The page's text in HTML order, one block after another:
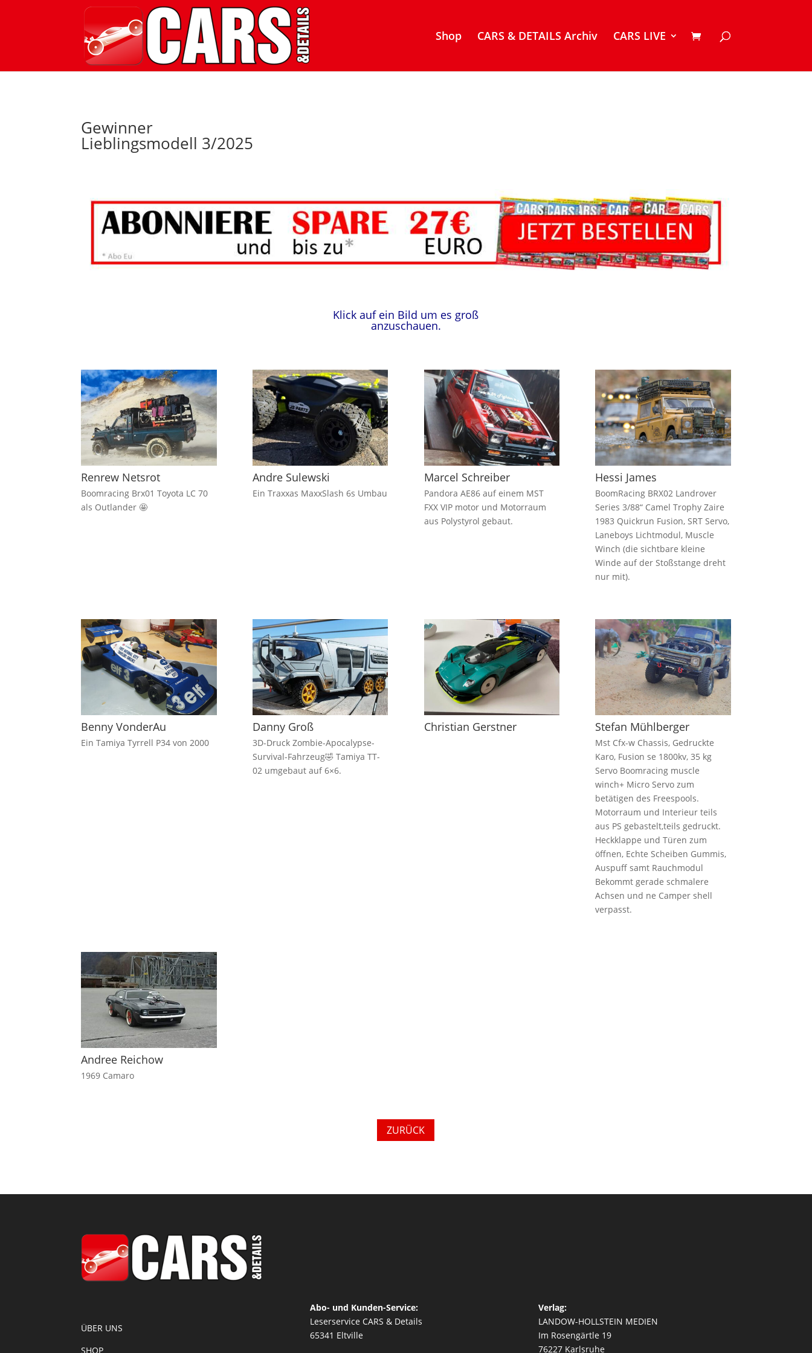
Shop CARS & DETAILS Archiv CARS LIVE
Gewinner
Lieblingsmodell 3/2025
Klick auf ein Bild um es groß
anzuschauen.
Renrew Netsrot
Boomracing Brx01 Toyota LC 70
als Outlander 🤩
Andre Sulewski
Ein Traxxas MaxxSlash 6s Umbau
Marcel Schreiber
Pandora AE86 auf einem MST
FXX VIP motor und Motorraum
aus Polystyrol gebaut.
Hessi James
BoomRacing BRX02 Landrover
Series 3/88“ Camel Trophy Zaire
1983 Quickrun Fusion, SRT Servo,
Laneboys Lichtmodul, Muscle
Winch (die sichtbare kleine
Winde auf der Stoßstange dreht
nur mit).
Benny VonderAu
Ein Tamiya Tyrrell P34 von 2000
Danny Groß
3D-Druck Zombie-Apocalypse-
Survival-Fahrzeug🤣 Tamiya TT-
02 umgebaut auf 6×6.
Christian Gerstner Stefan Mühlberger
Mst Cfx-w Chassis, Gedruckte
Karo, Fusion se 1800kv, 35 kg
Servo Boomracing muscle
winch+ Micro Servo zum
betätigen des Freespools.
Motorraum und Interieur teils
aus PS gebastelt,teils gedruckt.
Heckklappe und Türen zum
öffnen, Echte Scheiben Gummis,
Auspuff samt Rauchmodul
Bekommt gerade schmalere
Achsen und ne Camper shell
verpasst.
Andree Reichow
1969 Camaro
ZURÜCK
ÜBER UNS
SHOP
Abo- und Kunden-Service:
Leserservice CARS & Details
65341 Eltville
Verlag:
LANDOW-HOLLSTEIN MEDIEN
Im Rosengärtle 19
76227 Karlsruhe